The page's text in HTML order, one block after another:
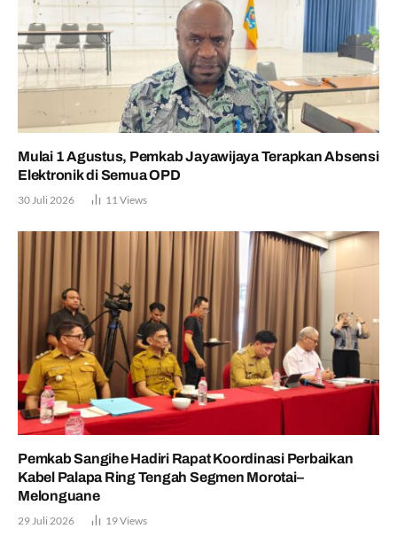
Mulai 1 Agustus, Pemkab Jayawijaya Terapkan Absensi
Elektronik di Semua OPD
30 Juli 2026 11Views
Pemkab Sangihe Hadiri Rapat Koordinasi Perbaikan
Kabel Palapa Ring Tengah Segmen Morotai–
Melonguane
29 Juli 2026 19Views